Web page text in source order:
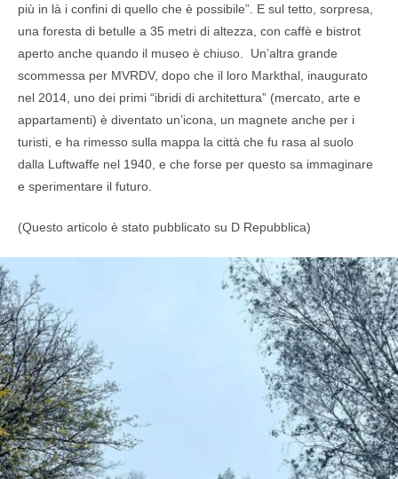
più in là i confini di quello che è possibile”. E sul tetto, sorpresa,
una foresta di betulle a 35 metri di altezza, con caffè e bistrot
aperto anche quando il museo è chiuso. Un’altra grande
scommessa per MVRDV, dopo che il loro Markthal, inaugurato
nel 2014, uno dei primi “ibridi di architettura” (mercato, arte e
appartamenti) è diventato un’icona, un magnete anche per i
turisti, e ha rimesso sulla mappa la città che fu rasa al suolo
dalla Luftwaffe nel 1940, e che forse per questo sa immaginare
e sperimentare il futuro.
(Questo articolo è stato pubblicato su D Repubblica)